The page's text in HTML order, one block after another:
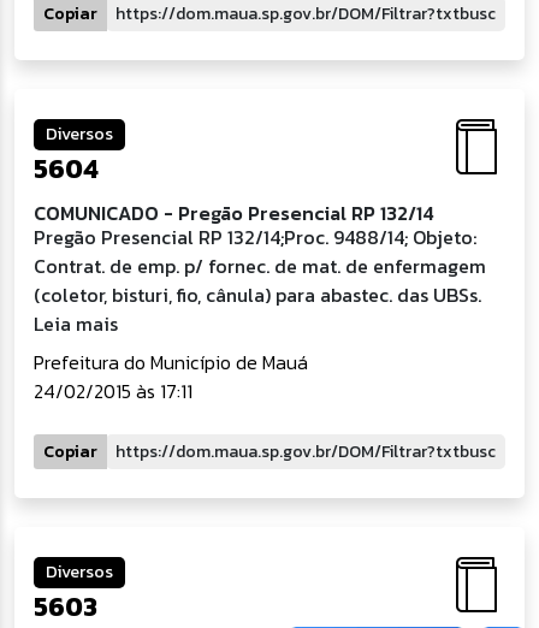
Copiar
Diversos
5604
COMUNICADO - Pregão Presencial RP 132/14
Pregão Presencial RP 132/14;Proc. 9488/14; Objeto:
Contrat. de emp. p/ fornec. de mat. de enfermagem
(coletor, bisturi, fio, cânula) para abastec. das UBSs.
Leia mais
Prefeitura do Município de Mauá
24/02/2015 às 17:11
Copiar
Diversos
5603